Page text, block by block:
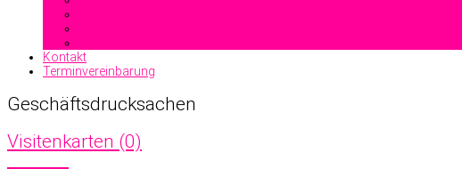
Kontakt
Terminvereinbarung
Geschäftsdrucksachen
Visitenkarten (0)